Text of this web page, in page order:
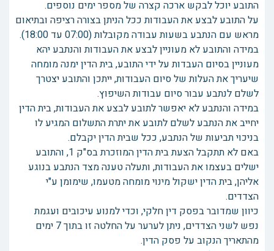
התובע יוכל לבקש ארכה קצרה של מספר ימים נוספים.
על התובע לבצע את העבודות ככל הניתן בצורה רציפה ובתיאום
מראש עם הנתבע בשעות עבודה מקובלות (07:00 עד 18:00).
במידה והתובע לא מעוניין לבצע את העבודות והנתבע יהא
מעוניין בסיום העבדות על ידי התובע, בית הדין ימנה מומחה
שיעריך את העלות של סיום העבודות, ייתכן והתובע יצטרך
לשלם לנתבע עבור סיום עבודות השיפוץ.
במידה והנתבע לא יאפשר לתובע לבצע את העבודות, בית הדין
יחייב את הנתבע לשלם לתובע את יתרת התשלום המגיע לו
בניכוי תביעות של הנתבע, ככל שבית הדין יקבלם.
באם לא תתקבל הצעת בית הדין המוזכרת בס"ק 1, והתובע
ישלים בעצמו את העבודות, ותעלה טענה מצד הנתבע בנוגע
אליהן, בית הדין ישקול מינוי מומחה מטעמו, שימומן ע"י
הצדדים.
כיוון שמדובר בפסק דין חלקי, וכדי למנוע עיכובים ועגמת
נפש לשני הצדדים, ניתן לערער על החלטה זו בתוך 7 ימים
מהתאריך הנקוב על פסק הדין.